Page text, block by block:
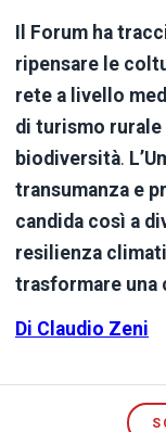
Il Forum ha
ripensare le
rete a livello
di turismo rurale
biodiversità.
transumanza e
candida così a
resilienza
trasformare una
Di Claudio Zeni